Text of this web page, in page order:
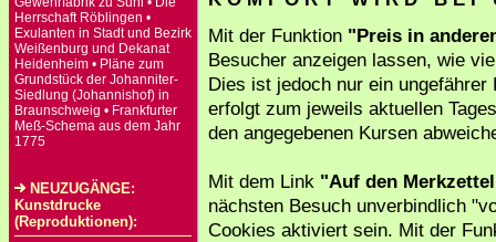
Herrschaft Röblingen •
Exulanten in Stadt und Bezirk
Weißenburg und Dekanat
Heidenheim • Pläne zum
Grundstück der Johanniter-
Siedlung (Johannishof) in
Braunschweig • Frankfurter
Meß-Schema aus dem Jahr
1775
NEUZUGÄNGE:
Kunstdrucke
(Reproduktionen):
Mit der Funktion "Preis in
Besucher anzeigen lassen, wie
Dies ist jedoch nur ein
erfolgt zum jeweils aktuellen
den angegebenen Kursen
Mit dem Link "Auf den
nächsten Besuch unverbindlich
Cookies aktiviert sein. Mit der